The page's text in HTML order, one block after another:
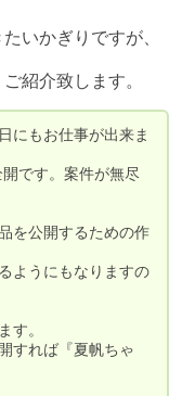
いかぎりですが、
紹介致します。
にもお仕事が出来ま
です。案件が無尽
を公開するための作
ようにもなりますの
す。
すれば『夏帆ちゃ